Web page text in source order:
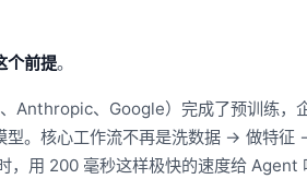
个前提。
Anthropic、Google）完成了预训练，
型。核心工作流不再是洗数据 → 做特征
，用 200 毫秒这样极快的速度给 Agent